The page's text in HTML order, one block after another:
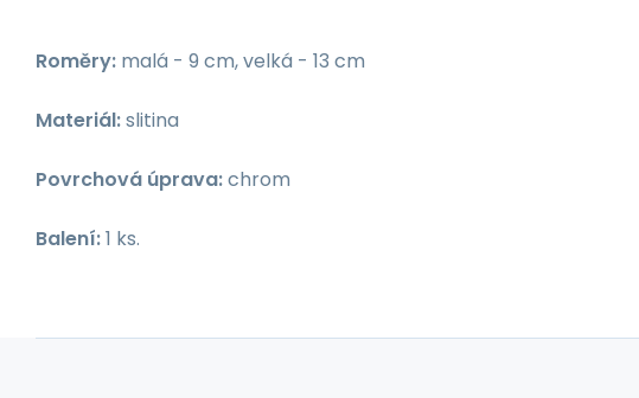
Roměry: malá - 9 cm, velká - 13 cm
Materiál:slitina
Povrchová úprava:chrom
Balení:1 ks.